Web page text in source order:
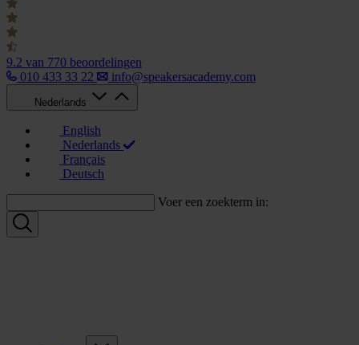
9.2 van 770 beoordelingen
010 433 33 22
info@speakersacademy.com
Nederlands
English
Nederlands
Français
Deutsch
Voer een zoekterm in: